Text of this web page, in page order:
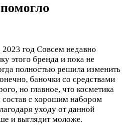
2023 год Совсем недавно
этого бренда и пока не
полностью решила изменить
баночки со средствами
но главное, что косметика
состав с хорошим набором
уходу от данной
и выглядит моложе.